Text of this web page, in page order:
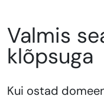
Valmis
klõpsuga
Kui ostad